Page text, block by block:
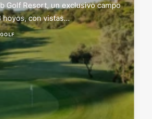
Golf Resort, un exclusivo campo
hoyos, con vistas…